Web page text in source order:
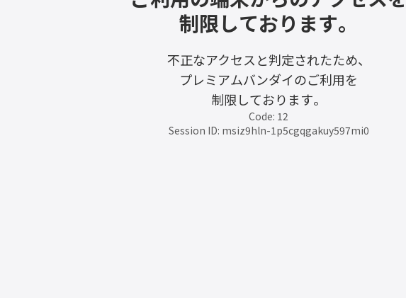
制限しております。
不正なアクセスと判定されたため、
プレミアムバンダイのご利用を
制限しております。
Code: 12
Session ID: msiz9hln-1p5cgqgakuy597mi0